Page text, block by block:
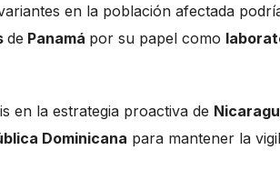
en la población afectada
de Panamá por su papel como
en la estrategia proactiva de
Dominicana para mantener la